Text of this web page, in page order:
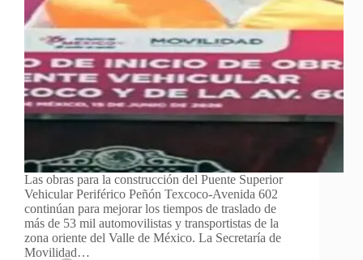
Las obras para la construcción del Puente Superior
Vehicular Periférico Peñón Texcoco-Avenida 602
continúan para mejorar los tiempos de traslado de
más de 53 mil automovilistas y transportistas de la
zona oriente del Valle de México. La Secretaría de
Movilidad…